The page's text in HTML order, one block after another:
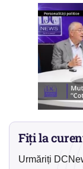
Fiți la
Urmăriți